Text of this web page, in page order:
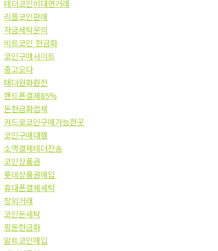
테더코인비대면거래
리플코인판매
자금세탁문의
비트코인 현금화
코인구매사이트
중고오다
태더원화환전
핸드폰결제85%
돈현금화업체
카드로코인구매가능한곳
코인구매대행
소액결제테더전송
코인상품권
롯데상품권매입
휴대폰결제세탁
장외거래
코인돈세탁
핑돈현금화
알트코인매입